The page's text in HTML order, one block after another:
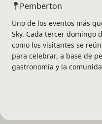
Pemberton
Uno de los eventos más
Sky. Cada tercer domingo
como los visitantes se
para celebrar, a base de
gastronomía y la